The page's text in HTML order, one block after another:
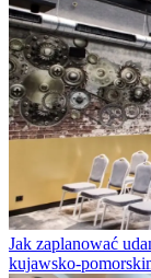
Jak zaplanować
kujawsko-